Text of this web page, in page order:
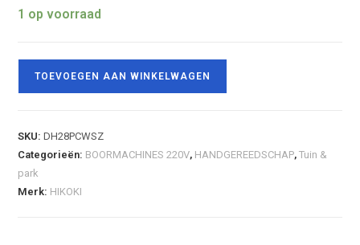
1 op voorraad
TOEVOEGEN AAN WINKELWAGEN
SKU:DH28PCWSZ
Categorieën: BOORMACHINES 220V, HANDGEREEDSCHAP,Tuin &
park
Merk: HIKOKI